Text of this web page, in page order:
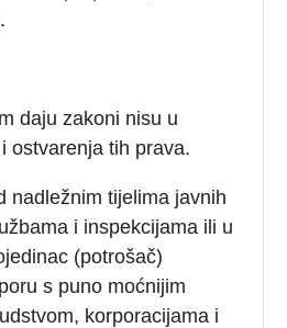
daju zakoni nisu u
ostvarenja tih prava.
nadležnim tijelima javnih
i inspekcijama ili u
(potrošač)
s puno moćnijim
korporacijama i